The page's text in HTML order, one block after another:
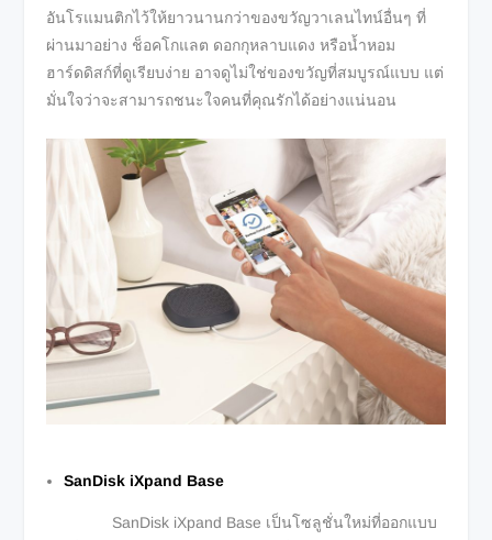
อันโรแมนติกไว้ให้ยาวนานกว่าของขวัญวาเลนไทน์อื่นๆ ที่
ผ่านมาอย่าง ช็อคโกแลต ดอกกุหลาบแดง หรือน้ำหอม
ฮาร์ดดิสก์ที่ดูเรียบง่าย อาจดูไม่ใช่ของขวัญที่สมบูรณ์แบบ แต่
มั่นใจว่าจะสามารถชนะใจคนที่คุณรักได้อย่างแน่นอน
SanDisk iXpand Base
SanDisk iXpand Base เป็นโซลูชั่นใหม่ที่ออกแบบ